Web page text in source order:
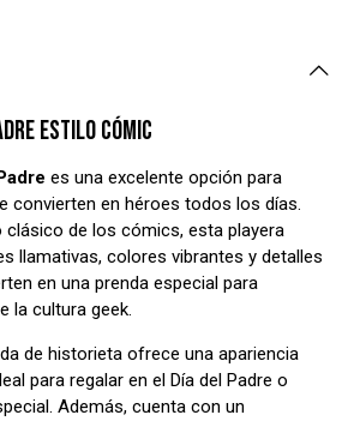
ESTILO CÓMIC
es una excelente opción para
convierten en héroes todos los días.
clásico de los cómics, esta playera
llamativas, colores vibrantes y detalles
en una prenda especial para
la cultura geek.
de historieta ofrece una apariencia
para regalar en el Día del Padre o
Además, cuenta con un